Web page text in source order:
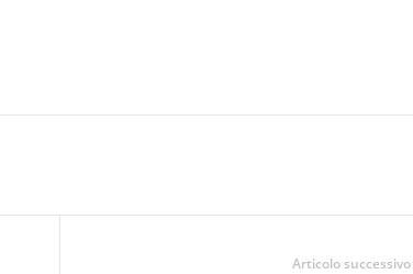
Articolo successivo